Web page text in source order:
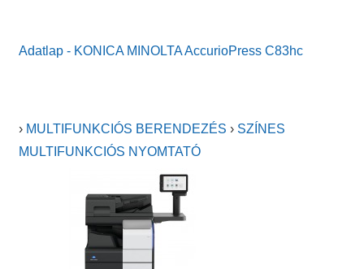
Adatlap - KONICA MINOLTA AccurioPress C83hc
› MULTIFUNKCIÓS BERENDEZÉS › SZÍNES
MULTIFUNKCIÓS NYOMTATÓ